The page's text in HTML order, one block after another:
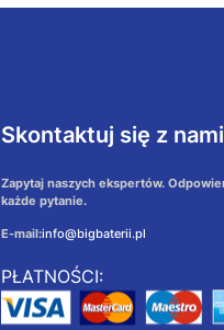
Skontaktuj się z nami
Zapytaj naszych ekspertów.
każde pytanie.
E-mail:info@bigbaterii.pl
PŁATNOŚCI: